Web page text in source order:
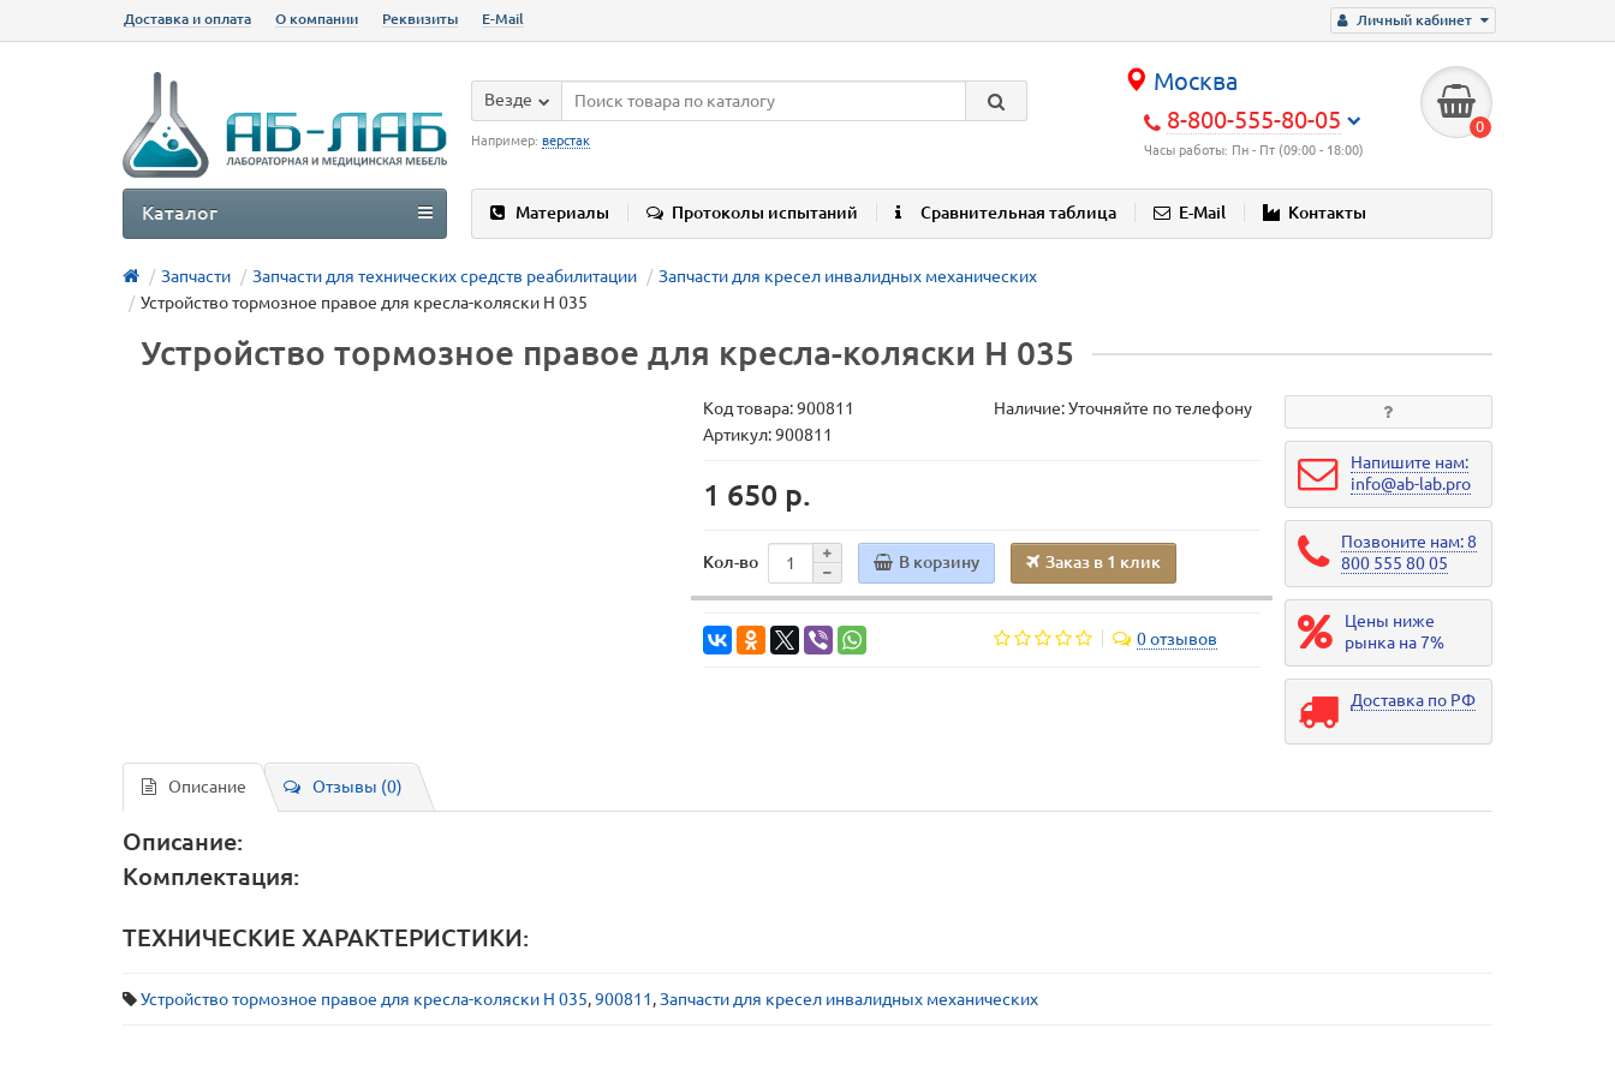
Личный кабинет
Доставка и оплата О компании Реквизиты E-Mail
Москва
8-800-555-80-05
Часы работы: Пн - Пт (09:00 - 18:00)
0
Везде
Например: верстак
Материалы Протоколы испытаний Сравнительная таблица E-Mail Контакты
Каталог
Запчасти Запчасти для технических средств реабилитации
Запчасти для кресел инвалидных механических
Устройство тормозное правое для кресла-коляски H 035
Устройство тормозное правое для кресла-коляски H 035
Код товара:900811
Наличие: Уточняйте по телефону
Артикул: 900811
1 650 р.
Кол-во В корзину Заказ в 1 клик
0 отзывов
Напишите нам:
info@ab-lab.pro
Позвоните нам: 8
800 555 80 05
Цены ниже
рынка на 7%
Доставка по РФ
Описание Отзывы (0)
Описание:
Комплектация:
ТЕХНИЧЕСКИЕ ХАРАКТЕРИСТИКИ:
Устройство тормозное правое для кресла-коляски H 035,900811,Запчасти для кресел инвалидных механических